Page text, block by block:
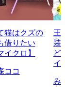
猫はクズの
借りたい
イクロ】
ココ
王
装
ど
イ
み